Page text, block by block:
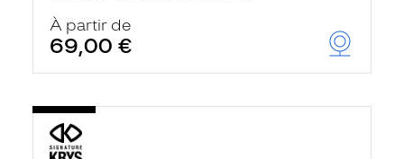
À partir de
69,00 €